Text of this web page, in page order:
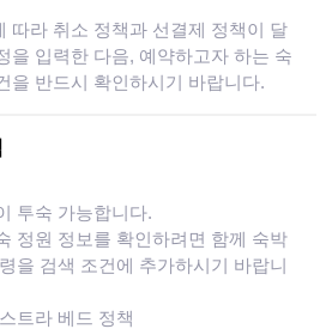
따라 취소 정책과 선결제 정책이 달
을 입력한 다음, 예약하고자 하는 숙
을 반드시 확인하시기 바랍니다.
투숙 가능합니다.
정원 정보를 확인하려면 함께 숙박
을 검색 조건에 추가하시기 바랍니
트라 베드 정책